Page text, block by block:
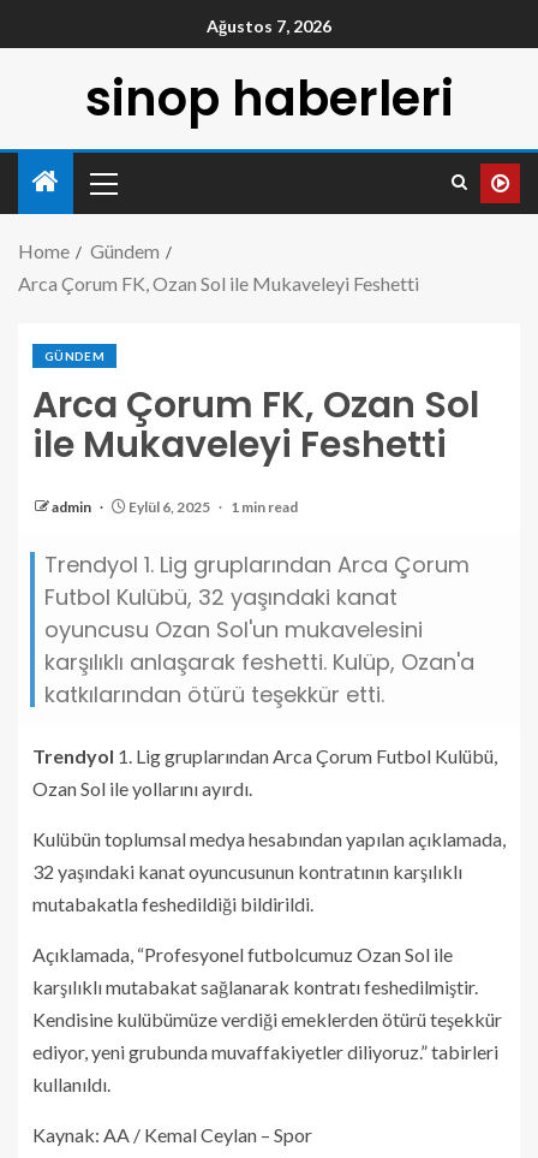
Ağustos 7, 2026
sinop haberleri
Home
Gündem
Arca Çorum FK, Ozan Sol ile Mukaveleyi Feshetti
GÜNDEM
Arca Çorum FK, Ozan Sol
ile Mukaveleyi Feshetti
admin Eylül 6, 2025 1 min read
Trendyol 1. Lig gruplarından Arca Çorum
Futbol Kulübü, 32 yaşındaki kanat
oyuncusu Ozan Sol'un mukavelesini
karşılıklı anlaşarak feshetti. Kulüp, Ozan'a
katkılarından ötürü teşekkür etti.
Trendyol 1. Lig gruplarından Arca Çorum Futbol Kulübü,
Ozan Sol ile yollarını ayırdı.
Kulübün toplumsal medya hesabından yapılan açıklamada,
32 yaşındaki kanat oyuncusunun kontratının karşılıklı
mutabakatla feshedildiği bildirildi.
Açıklamada, “Profesyonel futbolcumuz Ozan Sol ile
karşılıklı mutabakat sağlanarak kontratı feshedilmiştir.
Kendisine kulübümüze verdiği emeklerden ötürü teşekkür
ediyor, yeni grubunda muvaffakiyetler diliyoruz.” tabirleri
kullanıldı.
Kaynak: AA / Kemal Ceylan – Spor